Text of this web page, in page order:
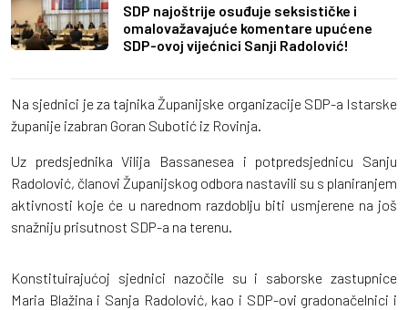
SDP najoštrije osuđuje seksističke i
omalovažavajuće komentare upućene
SDP-ovoj vijećnici Sanji Radolović!
Na sjednici je za tajnika Županijske organizacije SDP-a Istarske
županije izabran Goran Subotić iz Rovinja.
Uz predsjednika Vilija Bassanesea i potpredsjednicu Sanju
Radolović, članovi Županijskog odbora nastavili su s planiranjem
aktivnosti koje će u narednom razdoblju biti usmjerene na još
snažniju prisutnost SDP-a na terenu.
Konstituirajućoj sjednici nazočile su i saborske zastupnice
Maria Blažina i Sanja Radolović, kao i SDP-ovi gradonačelnici i